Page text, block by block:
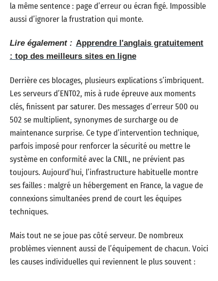
la même sentence : page d’erreur ou écran figé. Impossible
aussi d’ignorer la frustration qui monte.
Lire également : Apprendre l'anglais gratuitement
: top des meilleurs sites en ligne
Derrière ces blocages, plusieurs explications s’imbriquent.
Les serveurs d’ENT02, mis à rude épreuve aux moments
clés, finissent par saturer. Des messages d’erreur 500 ou
502 se multiplient, synonymes de surcharge ou de
maintenance surprise. Ce type d’intervention technique,
parfois imposé pour renforcer la sécurité ou mettre le
système en conformité avec la CNIL, ne prévient pas
toujours. Aujourd’hui, l’infrastructure habituelle montre
ses failles : malgré un hébergement en France, la vague de
connexions simultanées prend de court les équipes
techniques.
Mais tout ne se joue pas côté serveur. De nombreux
problèmes viennent aussi de l’équipement de chacun. Voici
les causes individuelles qui reviennent le plus souvent :